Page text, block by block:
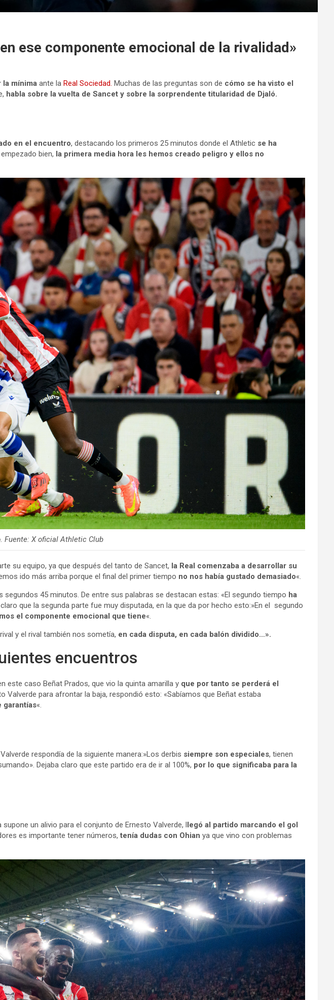
ese componente emocional de la rivalidad»
la mínima ante la Real Sociedad. Muchas de las preguntas son de cómo se ha visto el
habla sobre la vuelta de Sancet y sobre la sorprendente titularidad de Djaló.
en el encuentro, destacando los primeros 25 minutos donde el Athletic se ha
bien, la primera media hora les hemos creado peligro y ellos no
Fuente: X oficial Athletic Club
su equipo, ya que después del tanto de Sancet, la Real comenzaba a desarrollar su
ido más arriba porque el final del primer tiempo no nos había gustado demasiado«.
45 minutos. De entre sus palabras se destacan estas: «El segundo tiempo ha
que la segunda parte fue muy disputada, en la que da por hecho esto:»En el segundo
el componente emocional que tiene«.
y el rival también nos sometía, en cada disputa, en cada balón dividido…».
encuentros
este caso Beñat Prados, que vio la quinta amarilla y que por tanto se perderá el
para afrontar la baja, respondió esto: «Sabíamos que Beñat estaba
garantías«.
respondía de la siguiente manera:»Los derbis siempre son especiales, tienen
Dejaba claro que este partido era de ir al 100%, por lo que significaba para la
supone un alivio para el conjunto de Ernesto Valverde, llegó al partido marcando el gol
es importante tener números,tenía dudas con Ohian ya que vino con problemas